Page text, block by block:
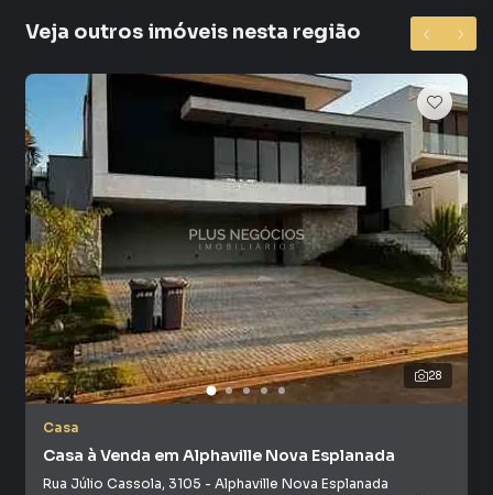
Veja outros imóveis nesta região
28
Casa
Casa à Venda em Alphaville Nova Esplanada
Rua Júlio Cassola, 3105 - Alphaville Nova Esplanada